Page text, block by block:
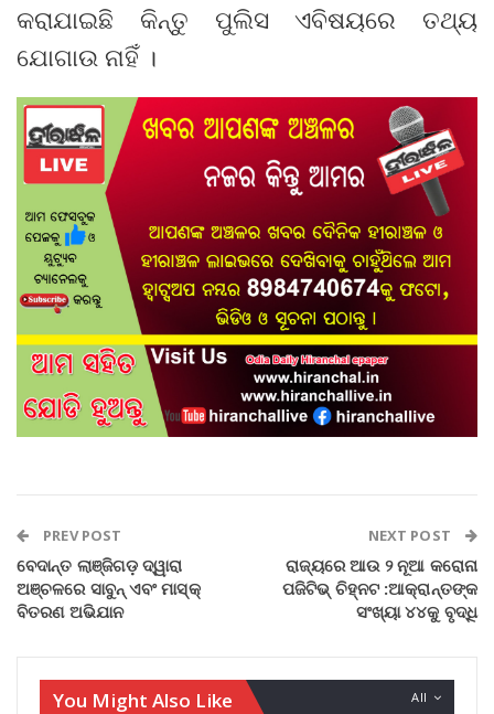
କରାଯାଇଛି କିନ୍ତୁ ପୁଲିସ ଏବିଷୟରେ ତଥ୍ୟ
ଯୋଗାଉ ନାହିଁ ।
PREV POST
ବେଦାନ୍ତ ଲାଞ୍ଜିଗଡ଼ ଦ୍ୱାରା
ଅଞ୍ଚଳରେ ସାବୁନ୍ ଏବଂ ମାସ୍କ୍
ବିତରଣ ଅଭିଯାନ
NEXT POST
ରାଜ୍ୟରେ ଆଉ ୨ ନୂଆ କରୋନା
ପଜିଟିଭ୍ ଚିହ୍ନଟ :ଆକ୍ରାନ୍ତଙ୍କ
ସଂଖ୍ୟା ୪୪କୁ ବୃଦ୍ଧି
All
You Might Also Like